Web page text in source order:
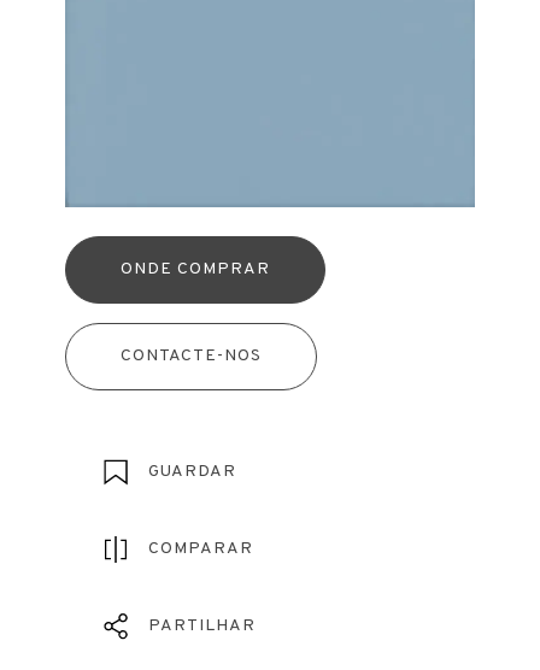
ONDE COMPRAR
CONTACTE-NOS
GUARDAR
COMPARAR
PARTILHAR